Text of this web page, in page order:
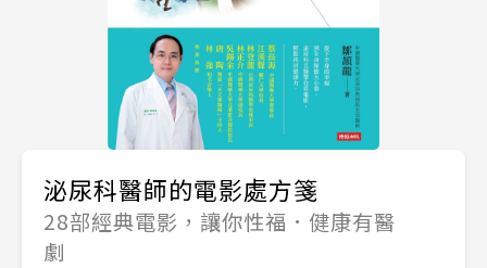
泌尿科醫師的電影處方箋
28部經典電影，讓你性福．健康有醫
劇